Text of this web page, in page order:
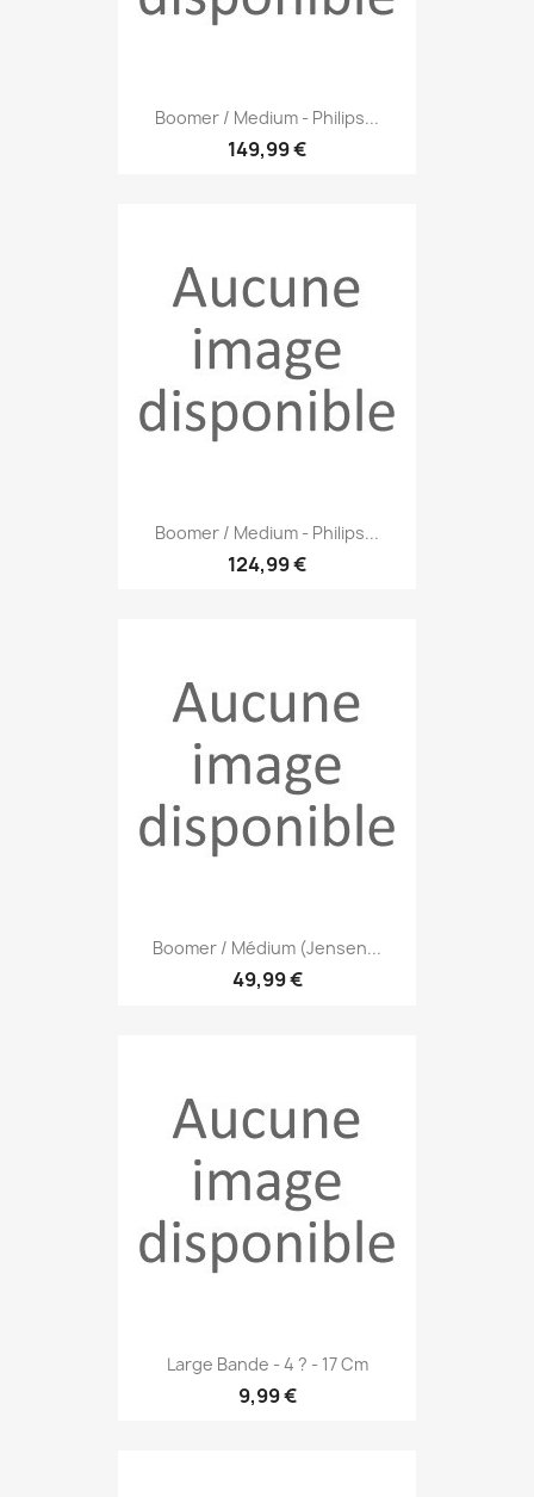
Boomer / Medium - Philips...
149,99 €
Boomer / Medium - Philips...
124,99 €
Boomer / Médium (Jensen...
49,99 €
Large Bande - 4 ? - 17 Cm
9,99 €